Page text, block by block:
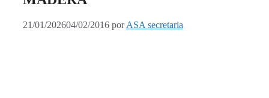
21/01/202604/02/2016 porASA secretaria